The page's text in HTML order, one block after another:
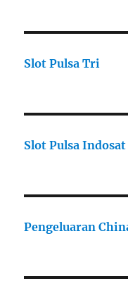
Slot Pulsa Tri
Slot Pulsa Indosat
Pengeluaran